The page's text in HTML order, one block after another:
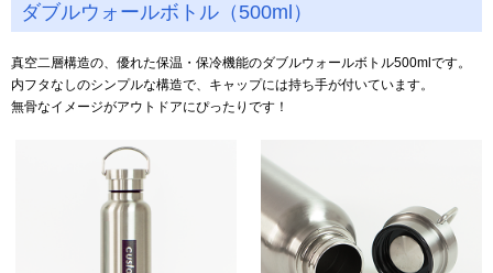
ダブルウォールボトル（500ml）
真空二層構造の、優れた保温・保冷機能のダブルウォールボトル500mlです。
内フタなしのシンプルな構造で、キャップには持ち手が付いています。
無骨なイメージがアウトドアにぴったりです！